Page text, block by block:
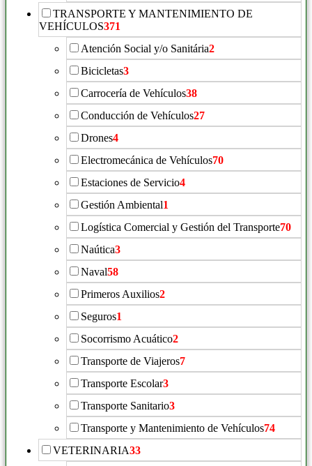
TRANSPORTE Y MANTENIMIENTO DE
VEHÍCULOS371
Atención Social y/o Sanitária2
Bicicletas3
Carrocería de Vehículos38
Conducción de Vehículos27
Drones4
Electromecánica de Vehículos70
Estaciones de Servicio4
Gestión Ambiental1
Logística Comercial y Gestión del Transporte70
Naútica3
Naval58
Primeros Auxilios2
Seguros1
Socorrismo Acuático2
Transporte de Viajeros7
Transporte Escolar3
Transporte Sanitario3
Transporte y Mantenimiento de Vehículos74
VETERINARIA33